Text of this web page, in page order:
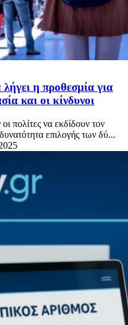
η προθεσμία για
και οι κίνδυνοι
πολίτες να εκδίδουν τον
επιλογής των δύ...